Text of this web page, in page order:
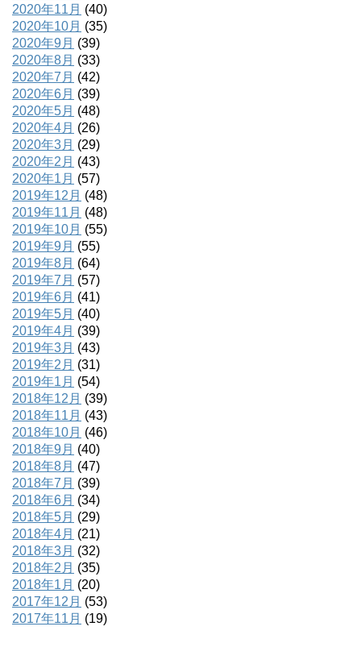
2020年11月 (40)
2020年10月 (35)
2020年9月 (39)
2020年8月 (33)
2020年7月 (42)
2020年6月 (39)
2020年5月 (48)
2020年4月 (26)
2020年3月 (29)
2020年2月 (43)
2020年1月 (57)
2019年12月 (48)
2019年11月 (48)
2019年10月 (55)
2019年9月 (55)
2019年8月 (64)
2019年7月 (57)
2019年6月 (41)
2019年5月 (40)
2019年4月 (39)
2019年3月 (43)
2019年2月 (31)
2019年1月 (54)
2018年12月 (39)
2018年11月 (43)
2018年10月 (46)
2018年9月 (40)
2018年8月 (47)
2018年7月 (39)
2018年6月 (34)
2018年5月 (29)
2018年4月 (21)
2018年3月 (32)
2018年2月 (35)
2018年1月 (20)
2017年12月 (53)
2017年11月 (19)